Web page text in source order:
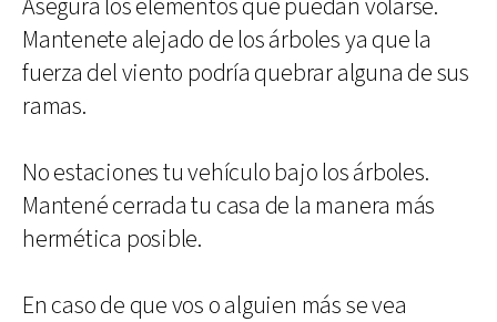
Asegurá los elementos que puedan volarse.
Mantenete alejado de los árboles ya que la
fuerza del viento podría quebrar alguna de sus
ramas.
No estaciones tu vehículo bajo los árboles.
Mantené cerrada tu casa de la manera más
hermética posible.
En caso de que vos o alguien más se vea